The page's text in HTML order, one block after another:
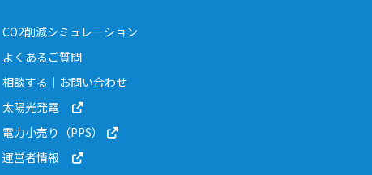
CO2削減シミュレーション
よくあるご質問
相談する｜お問い合わせ
太陽光発電
電力小売り（PPS）
運営者情報